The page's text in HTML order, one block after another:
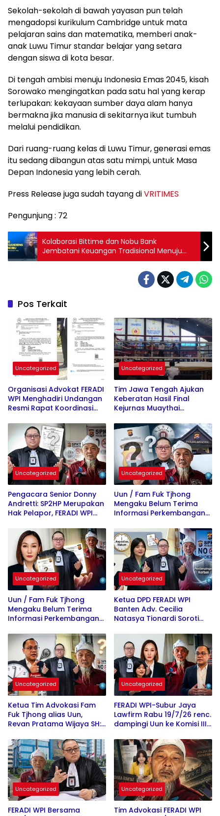
Sekolah-sekolah di bawah yayasan pun telah
mengadopsi kurikulum Cambridge untuk mata
pelajaran sains dan matematika, memberi anak-
anak Luwu Timur standar belajar yang setara
dengan siswa di kota besar.
Di tengah ambisi menuju Indonesia Emas 2045, kisah
Sorowako mengingatkan pada satu hal yang kerap
terlupakan: kekayaan sumber daya alam hanya
bermakna jika manusia di sekitarnya ikut tumbuh
melalui pendidikan.
Dari ruang-ruang kelas di Luwu Timur, generasi emas
itu sedang dibangun atas satu mimpi, untuk Masa
Depan Indonesia yang lebih cerah.
Press Release juga sudah tayang diVRITIMES
Pengunjung : 72
Kolaborasi Bittime dan Nobu Bank
Jembatani Keuangan Tradisional Menuju
Tokenisasi Aset Global
Pos Terkait
Uncategorized
Organisasi Advokat FERADI
WPI Menghadiri Undangan
Resmi Rapat Koordinasi
oleh Pengadilan Tinggi
Surabaya
Uncategorized
Tim Jawa Tengah Ajukan
Keberatan Hasil Final
Kejurnas Muaythai
2026, Dugaan Kecurangan,
Ujar Agus Polenk
Uncategorized
Pengacara Senior Donny
Andretti: SP2HP Merupakan
Hak Pelapor, FERADI WPI
Penanganan Perkara Uun /
Fam Fuk Tjhong
Uncategorized
Uun / Fam Fuk Tjhong
Mengaku Belum Terima
Informasi Perkembangan
Soroti Transparansi
Penanganan Perkara
Uncategorized
Uun / Fam Fuk Tjhong
Mengaku Belum Terima
Informasi Perkembangan
Soroti Transparansi
Penanganan Perkara
Uncategorized
Ketua DPD FERADI WPI
Banten Adv. Cecilia
Natasya Tionardi Soroti
Pendampingan Korban
Uun
Uncategorized
Ketua Tim Advokasi Fam
Fuk Tjhong alias Uun,
Revan Pratama Wijaya SH:
Lanjutan Polda Banten
Uncategorized
FERADI WPI-Subur Jaya
Lawfirm Rabu 19/7/26 renc.
dampingi Uun ke Komisi III
dan Propam Mabes Polri
Uncategorized
FERADI WPI Bersama
Uncategorized
Tim Advokasi FERADI WPI